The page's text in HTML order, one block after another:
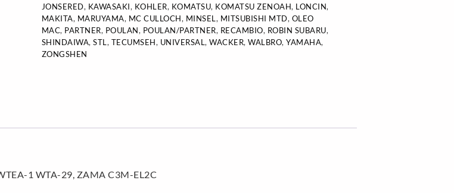
JONSERED, KAWASAKI, KOHLER, KOMATSU, KOMATSU ZENOAH, LONCIN,
MAKITA, MARUYAMA, MC CULLOCH, MINSEL, MITSUBISHI MTD, OLEO
MAC, PARTNER, POULAN, POULAN/PARTNER, RECAMBIO, ROBIN SUBARU,
SHINDAIWA,STL, TECUMSEH, UNIVERSAL,WACKER,WALBRO,YAMAHA,
ZONGSHEN
1 WTA-29, ZAMA C3M-EL2C